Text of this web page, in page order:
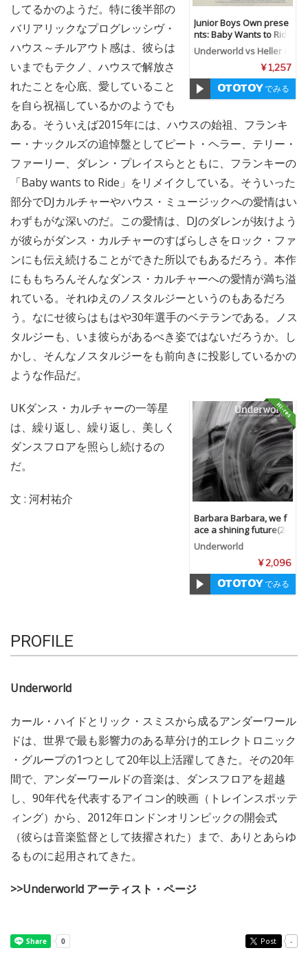
Junior Boys Own prese
nts: Baby Wants to Rid
e
Underworld vs Heller &
Underworld vs t
¥ 1,257
でみる
してるかのようだ。特に後半部の
バリアリックなプログレッシヴ・
ハウス～チルアウト感は、彼らは
いまでもテクノ、ハウスで解放さ
れたことを心底、愛していること
を自ら祝福しているかのようでも
ある。そういえば2015年には、ハウスの始祖、フランキ
ー・ナックルズの追悼盤としてピート・ヘラー、テリー・
ファーリー、ダレン・プレイスらとともに、フランキーの
「Baby wants to Ride」をリメイクしている。そういった
部分でDJカルチャーやハウス・ミュージックへの愛情はい
わずもがな深いのだ。この愛情は、DJのダレンが抜けよう
が彼らがダンス・カルチャーのすばらしさをロック・ファ
ンにも伝え続けることができた所以でもあるだろう。本作
にももちろんそんなダンス・カルチャーへの愛情が満ち溢
れている。それゆえのノスタルジーというのもあるだろ
う。なにせ彼らはもはや30年選手のベテランである。ノス
タルジーも、いま彼らがあるべき姿ではないだろうか。し
かし、そんなノスタルジーをも前向きに投影しているかの
ような作品だ。
Barbara Barbara, we f
ace a shining future(24
bit/96kHz)
Underworld
¥ 2,096
でみる
UKダンス・カルチャーの一等星
は、繰り返し、繰り返し、美しく
ダンスフロアを照らし続けるの
だ。
文 : 河村祐介
PROFILE
Underworld
カール・ハイドとリック・スミスから成るアンダーワール
ドは、世界で最も影響力のある草分け的エレクトロニック
・グループの1つとして20年以上活躍してきた。その20年
間で、アンダーワールドの音楽は、ダンスフロアを超越
し、90年代を代表するアイコン的映画（トレインスポッテ
ィング）から、2012年ロンドンオリンピックの開会式
（彼らは音楽監督として抜擢された）まで、ありとあらゆ
るものに起用されてきた。
>>Underworld アーティスト・ページ
Post -